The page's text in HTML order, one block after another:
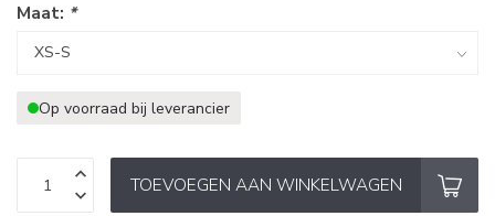
Maat: *
Op voorraad bij leverancier
TOEVOEGEN AAN WINKELWAGEN